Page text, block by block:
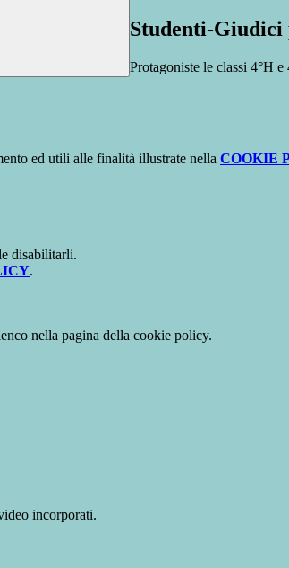
Studenti-Giudici
Protagoniste le classi 4°H
ed utili alle finalità illustrate nella COOKIE
disabilitarli.
.
nella pagina della cookie policy.
incorporati.